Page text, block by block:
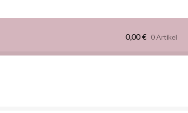
0,00€ 0 Artikel